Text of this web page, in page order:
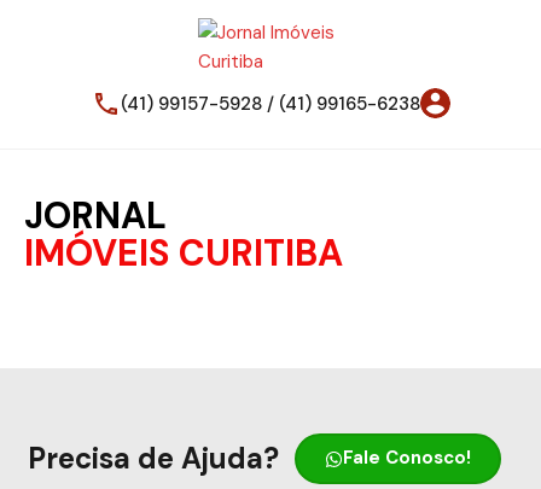
(41) 99157-5928 / (41) 99165-6238
JORNAL
IMÓVEIS CURITIBA
Precisa de Ajuda? Fale Conosco!